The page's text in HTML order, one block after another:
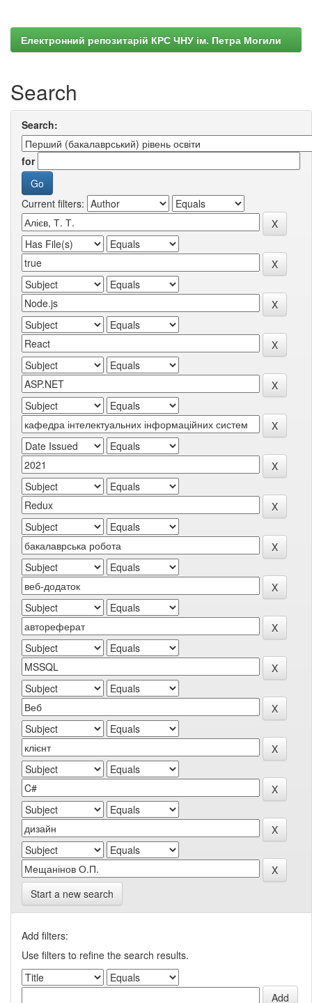
Електронний репозитарій КРС ЧНУ ім. Петра Могили
Search
Search:
for
Current filters:
Start a new search
Add filters:
Use filters to refine the search results.